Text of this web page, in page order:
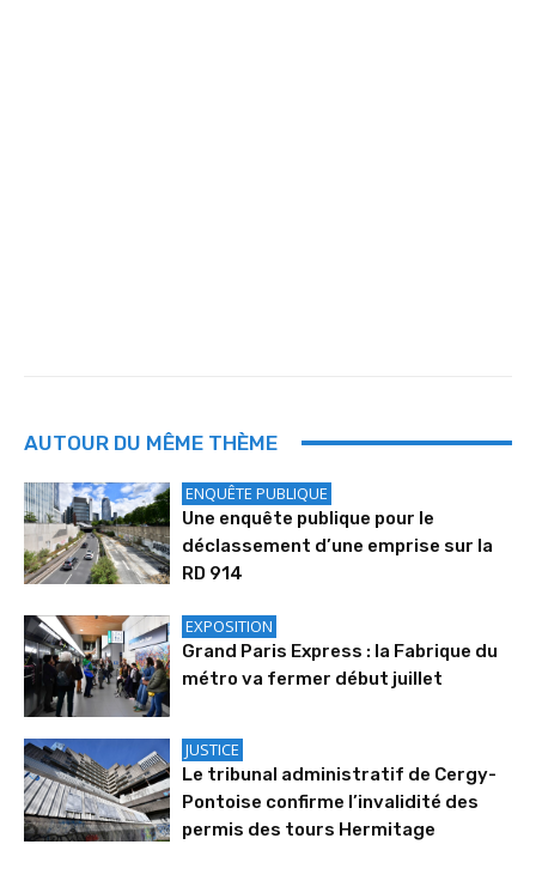
AUTOUR DU MÊME THÈME
ENQUÊTE PUBLIQUE
Une enquête publique pour le
déclassement d’une emprise sur la
RD 914
EXPOSITION
Grand Paris Express : la Fabrique du
métro va fermer début juillet
JUSTICE
Le tribunal administratif de Cergy-
Pontoise confirme l’invalidité des
permis des tours Hermitage